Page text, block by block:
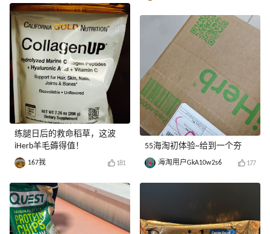
练腿日后的救命稻草，这波
iHerb羊毛薅得值！
167我 181
55海淘初体验~给到一个夯
海淘用户GkA10w2s6 177